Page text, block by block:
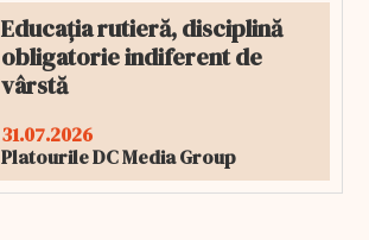
Educația rutieră, disciplină
obligatorie indiferent de
vârstă
31.07.2026
Platourile DC Media Group